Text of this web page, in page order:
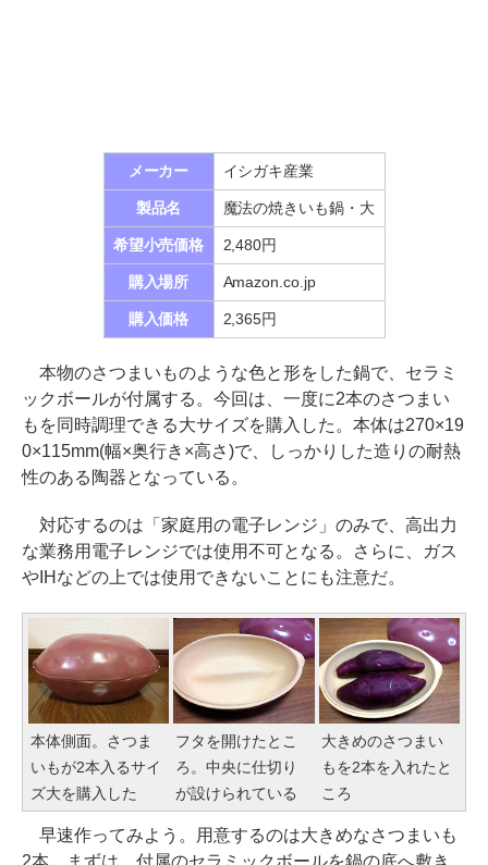
メーカー イシガキ産業
製品名 魔法の焼きいも鍋・大
希望小売価格 2,480円
購入場所 Amazon.co.jp
購入価格 2,365円
本物のさつまいものような色と形をした鍋で、セラミ
ックボールが付属する。今回は、一度に2本のさつまい
もを同時調理できる大サイズを購入した。本体は270×19
0×115mm(幅×奥行き×高さ)で、しっかりした造りの耐熱
性のある陶器となっている。
対応するのは「家庭用の電子レンジ」のみで、高出力
な業務用電子レンジでは使用不可となる。さらに、ガス
やIHなどの上では使用できないことにも注意だ。
本体側面。さつま
いもが2本入るサイ
ズ大を購入した
フタを開けたとこ
ろ。中央に仕切り
が設けられている
大きめのさつまい
もを2本を入れたと
ころ
早速作ってみよう。用意するのは大きめなさつまいも
2本。まずは、付属のセラミックボールを鍋の底へ敷き